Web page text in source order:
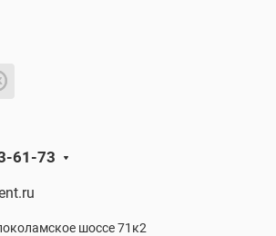
61-73
шоссе 71к2